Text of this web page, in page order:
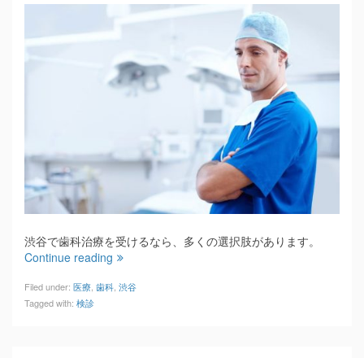
渋谷で歯科治療を受けるなら、多くの選択肢があります。
Continue reading
Filed under: 医療 歯科 渋谷
Tagged with: 検診